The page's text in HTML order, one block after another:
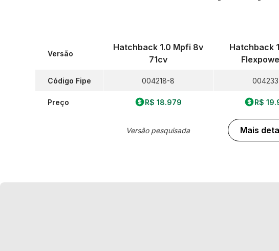
Versão
Código Fipe
Preço
Hatchback 1.0 Mpfi 8v
71cv
004218-8
R$ 18.979
Versão pesquisada
Hatchback
R$
Mais